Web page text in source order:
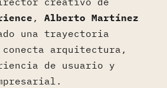
, Alberto Martínez
una trayectoria
arquitectura,
de usuario y